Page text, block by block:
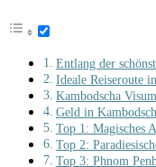
Entlang der
Ideale Reiseroute
Kambodscha
Geld in
Top 1: Magisches
Top 2:
Top 3: Phnom Penh